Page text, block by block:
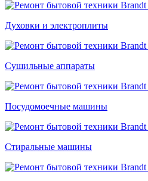
Духовки и электроплиты
Сушильные аппараты
Посудомоечные машины
Стиральные машины